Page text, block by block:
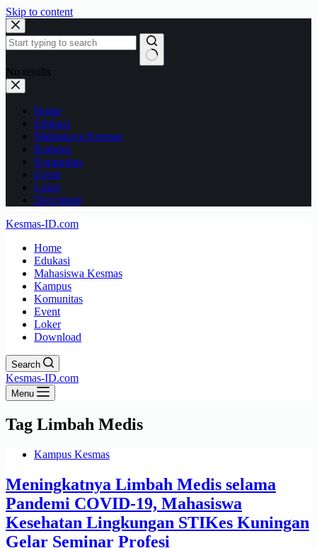
Skip to content
No results
Home
Edukasi
Mahasiswa Kesmas
Kampus
Komunitas
Event
Loker
Download
Kesmas-ID.com
Home
Edukasi
Mahasiswa Kesmas
Kampus
Komunitas
Event
Loker
Download
Search
Kesmas-ID.com
Menu
Tag Limbah Medis
Kampus Kesmas
Meningkatnya Limbah Medis selama
Pandemi COVID-19, Mahasiswa
Kesehatan Lingkungan STIKes Kuningan
Gelar Seminar Profesi